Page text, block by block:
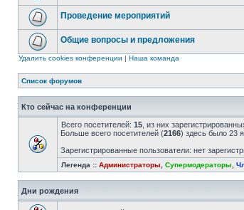
Проведение мероприятий
Общие вопросы и предложения
Удалить cookies конференции | Наша команда
Список форумов
Кто сейчас на конференции
Всего посетителей: 15 , из них
Больше всего посетителей (2166) здесь было 23
Зарегистрированные пользователи: нет
Легенда :: Администраторы Супермодераторы
Дни рождения